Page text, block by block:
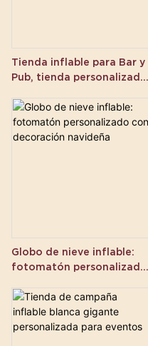
Tienda inflable para Bar y
Pub, tienda personalizada
fiestas
Globo de nieve inflable:
fotomatón personalizado